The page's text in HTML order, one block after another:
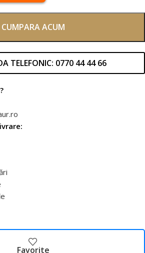
CUMPARA ACUM
TELEFONIC: 0770 44 44 66
Favorite